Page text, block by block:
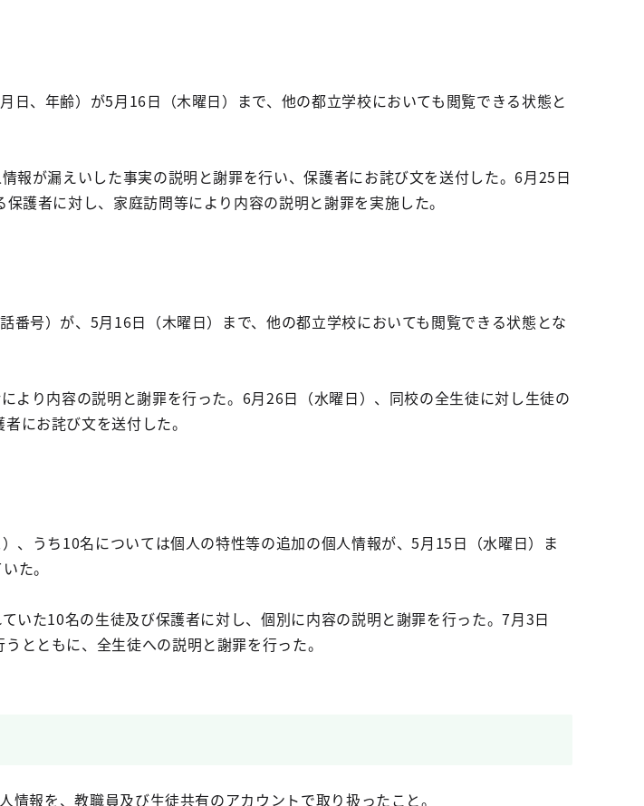
日、年齢）が5月16日（木曜日）まで、他の都立学校においても閲覧できる状態と
報が漏えいした事実の説明と謝罪を行い、保護者にお詫び文を送付した。6月25日
護者に対し、家庭訪問等により内容の説明と謝罪を実施した。
番号）が、5月16日（木曜日）まで、他の都立学校においても閲覧できる状態とな
より内容の説明と謝罪を行った。6月26日（水曜日）、同校の全生徒に対し生徒の
にお詫び文を送付した。
、うち10名については個人の特性等の追加の個人情報が、5月15日（水曜日）ま
た。
いた10名の生徒及び保護者に対し、個別に内容の説明と謝罪を行った。7月3日
とともに、全生徒への説明と謝罪を行った。
報を、教職員及び生徒共有のアカウントで取り扱ったこと。